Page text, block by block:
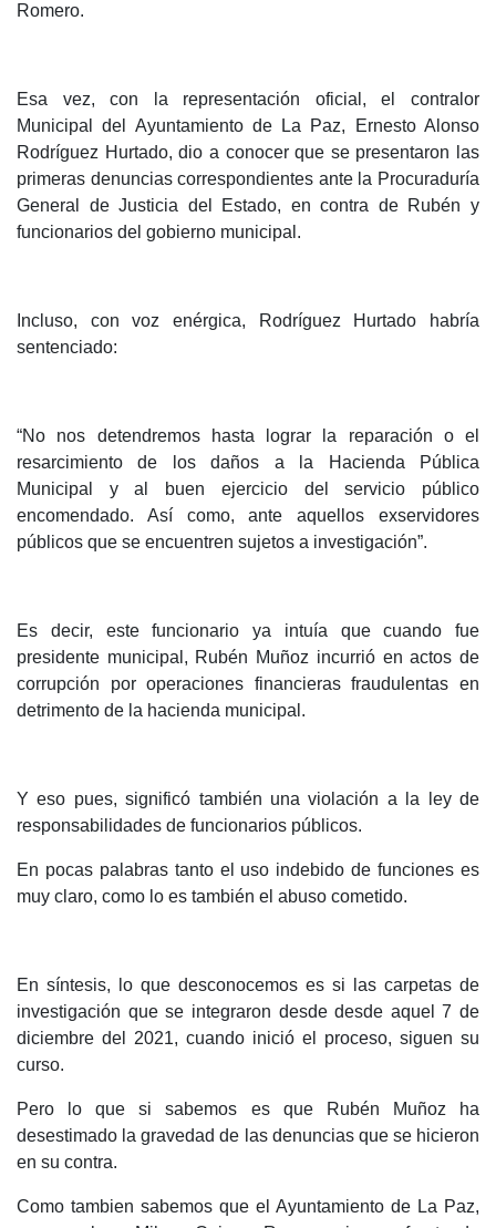
Romero.
Esa vez, con la representación oficial, el contralor
Municipal del Ayuntamiento de La Paz, Ernesto Alonso
Rodríguez Hurtado, dio a conocer que se presentaron las
primeras denuncias correspondientes ante la Procuraduría
General de Justicia del Estado, en contra de Rubén y
funcionarios del gobierno municipal.
Incluso, con voz enérgica, Rodríguez Hurtado habría
sentenciado:
“No nos detendremos hasta lograr la reparación o el
resarcimiento de los daños a la Hacienda Pública
Municipal y al buen ejercicio del servicio público
encomendado. Así como, ante aquellos exservidores
públicos que se encuentren sujetos a investigación”.
Es decir, este funcionario ya intuía que cuando fue
presidente municipal, Rubén Muñoz incurrió en actos de
corrupción por operaciones financieras fraudulentas en
detrimento de la hacienda municipal.
Y eso pues, significó también una violación a la ley de
responsabilidades de funcionarios públicos.
En pocas palabras tanto el uso indebido de funciones es
muy claro, como lo es también el abuso cometido.
En síntesis, lo que desconocemos es si las carpetas de
investigación que se integraron desde desde aquel 7 de
diciembre del 2021, cuando inició el proceso, siguen su
curso.
Pero lo que si sabemos es que Rubén Muñoz ha
desestimado la gravedad de las denuncias que se hicieron
en su contra.
Como tambien sabemos que el Ayuntamiento de La Paz,